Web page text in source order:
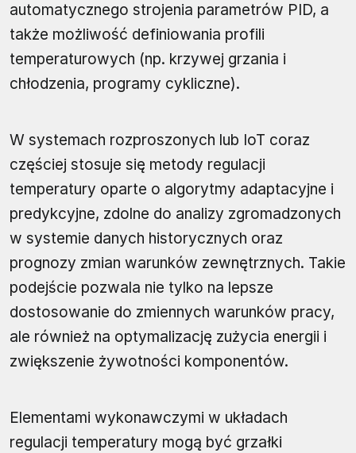
automatycznego strojenia parametrów PID, a
także możliwość definiowania profili
temperaturowych (np. krzywej grzania i
chłodzenia, programy cykliczne).
W systemach rozproszonych lub IoT coraz
częściej stosuje się metody regulacji
temperatury oparte o algorytmy adaptacyjne i
predykcyjne, zdolne do analizy zgromadzonych
w systemie danych historycznych oraz
prognozy zmian warunków zewnętrznych. Takie
podejście pozwala nie tylko na lepsze
dostosowanie do zmiennych warunków pracy,
ale również na optymalizację zużycia energii i
zwiększenie żywotności komponentów.
Elementami wykonawczymi w układach
regulacji temperatury mogą być grzałki